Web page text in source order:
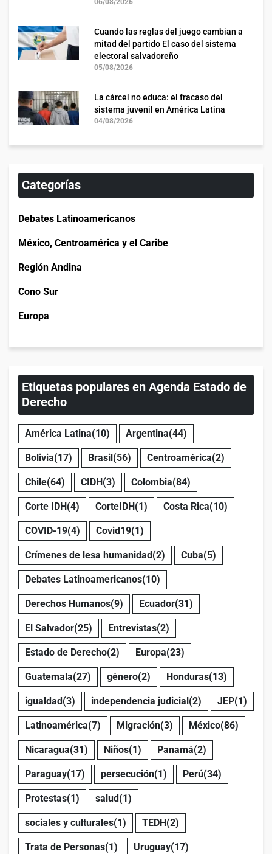
Cuando las reglas del juego cambian a
mitad del partido El caso del sistema
electoral salvadoreño
05/08/2026
La cárcel no educa: el fracaso del
sistema juvenil en América Latina
04/08/2026
Categorías
Debates Latinoamericanos
México, Centroamérica y el Caribe
Región Andina
Cono Sur
Europa
Etiquetas populares en Agenda Estado de
Derecho
América Latina(10) Argentina(44)
Bolivia(17) Brasil(56) Centroamérica(2)
Chile(64) CIDH(3) Colombia(84)
Corte IDH(4) CorteIDH(1) Costa Rica(10)
COVID-19(4) Covid19(1)
Crímenes de lesa humanidad(2) Cuba(5)
Debates Latinoamericanos(10)
Derechos Humanos(9) Ecuador(31)
El Salvador(25) Entrevistas(2)
Estado de Derecho(2) Europa(23)
Guatemala(27) género(2) Honduras(13)
igualdad(3) independencia judicial(2) JEP(1)
Latinoamérica(7) Migración(3) México(86)
Nicaragua(31) Niños(1) Panamá(2)
Paraguay(17) persecución(1) Perú(34)
Protestas(1) salud(1)
sociales y culturales(1) TEDH(2)
Trata de Personas(1) Uruguay(17)